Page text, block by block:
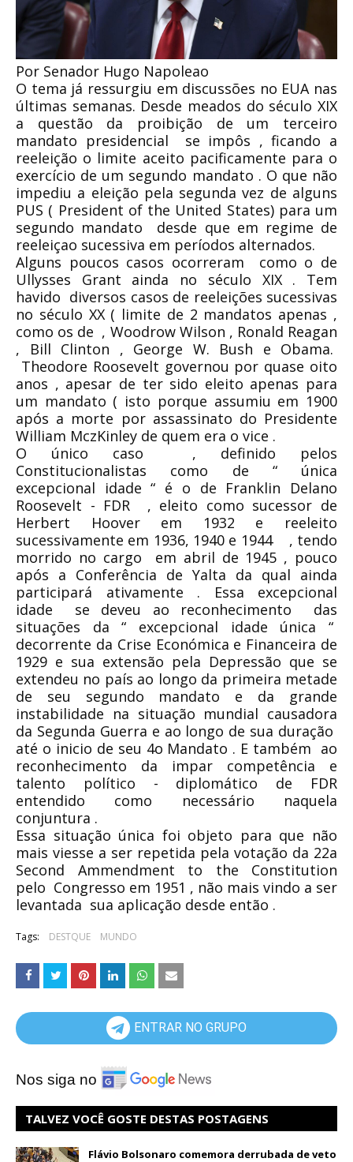
Por Senador Hugo Napoleao
O tema já ressurgiu em discussões no EUA nas
últimas semanas. Desde meados do século XIX
a questão da proibição de um terceiro
mandato presidencial se impôs , ficando a
reeleição o limite aceito pacificamente para o
exercício de um segundo mandato . O que não
impediu a eleição pela segunda vez de alguns
PUS ( President of the United States) para um
segundo mandato desde que em regime de
reeleiçao sucessiva em períodos alternados.
Alguns poucos casos ocorreram como o de
Ullysses Grant ainda no século XIX . Tem
havido diversos casos de reeleições sucessivas
no século XX ( limite de 2 mandatos apenas ,
como os de , Woodrow Wilson , Ronald Reagan
, Bill Clinton , George W. Bush e Obama.
Theodore Roosevelt governou por quase oito
anos , apesar de ter sido eleito apenas para
um mandato ( isto porque assumiu em 1900
após a morte por assassinato do Presidente
William MczKinley de quem era o vice .
O único caso , definido pelos
Constitucionalistas como de “ única
excepcional idade “ é o de Franklin Delano
Roosevelt - FDR , eleito como sucessor de
Herbert Hoover em 1932 e reeleito
sucessivamente em 1936, 1940 e 1944 , tendo
morrido no cargo em abril de 1945 , pouco
após a Conferência de Yalta da qual ainda
participará ativamente . Essa excepcional
idade se deveu ao reconhecimento das
situações da “ excepcional idade única “
decorrente da Crise Económica e Financeira de
1929 e sua extensão pela Depressão que se
extendeu no país ao longo da primeira metade
de seu segundo mandato e da grande
instabilidade na situação mundial causadora
da Segunda Guerra e ao longo de sua duração
até o inicio de seu 4o Mandato . E também ao
reconhecimento da impar competência e
talento político - diplomático de FDR
entendido como necessário naquela
conjuntura .
Essa situação única foi objeto para que não
mais viesse a ser repetida pela votação da 22a
Second Ammendment to the Constitution
pelo Congresso em 1951 , não mais vindo a ser
levantada sua aplicação desde então .
Tags: DESTQUE MUNDO
ENTRAR NO GRUPO
Nos siga no
TALVEZ VOCÊ GOSTE DESTAS POSTAGENS
Flávio Bolsonaro comemora derrubada de veto